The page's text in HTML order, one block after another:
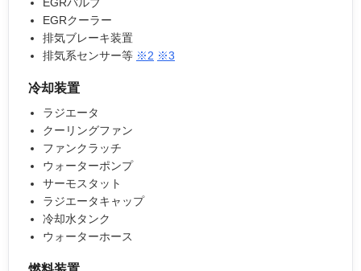
EGRクーラー
排気ブレーキ装置
排気系センサー等 ※2 ※3
冷却装置
ラジエータ
クーリングファン
ファンクラッチ
ウォーターポンプ
サーモスタット
ラジエータキャップ
冷却水タンク
ウォーターホース